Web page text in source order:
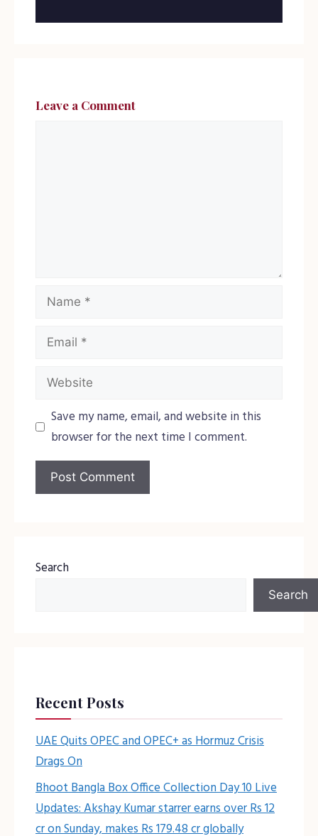
Leave a Comment
Name
Email
Website
Save my name, email, and website in this
browser for the next time I comment.
Search
Search
Recent Posts
UAE Quits OPEC and OPEC+ as Hormuz Crisis
Drags On
Bhoot Bangla Box Office Collection Day 10 Live
Updates: Akshay Kumar starrer earns over Rs 12
cr on Sunday, makes Rs 179.48 cr globally